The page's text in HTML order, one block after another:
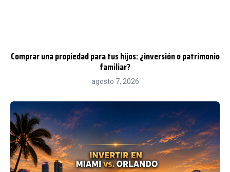
Comprar una propiedad para tus hijos: ¿inversión o patrimonio
familiar?
agosto 7, 2026